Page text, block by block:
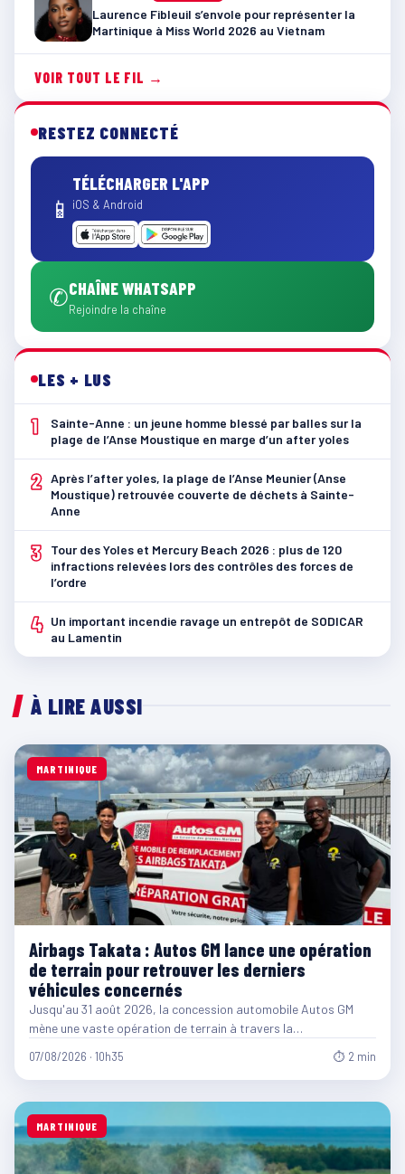
Laurence Fibleuil s’envole pour représenter la
Martinique à Miss World 2026 au Vietnam
VOIR TOUT LE FIL →
RESTEZ CONNECTÉ
📱
TÉLÉCHARGER L'APP
iOS & Android
✆CHAÎNE WHATSAPP
Rejoindre la chaîne
LES + LUS
1
Sainte-Anne : un jeune homme blessé par balles sur la
plage de l’Anse Moustique en marge d’un after yoles
2 Après l’after yoles, la plage de l’Anse Meunier (Anse
Moustique) retrouvée couverte de déchets à Sainte-
Anne
3
Tour des Yoles et Mercury Beach 2026 : plus de 120
infractions relevées lors des contrôles des forces de
l’ordre
4 Un important incendie ravage un entrepôt de SODICAR
au Lamentin
À LIRE AUSSI
MARTINIQUE
Airbags Takata : Autos GM lance une opération
de terrain pour retrouver les derniers
véhicules concernés
Jusqu'au 31 août 2026, la concession automobile Autos GM
mène une vaste opération de terrain à travers la…
07/08/2026 · 10h35 ⏱ 2 min
MARTINIQUE